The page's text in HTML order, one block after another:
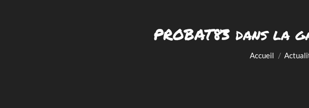
PROBAT83 dans la
Accueil